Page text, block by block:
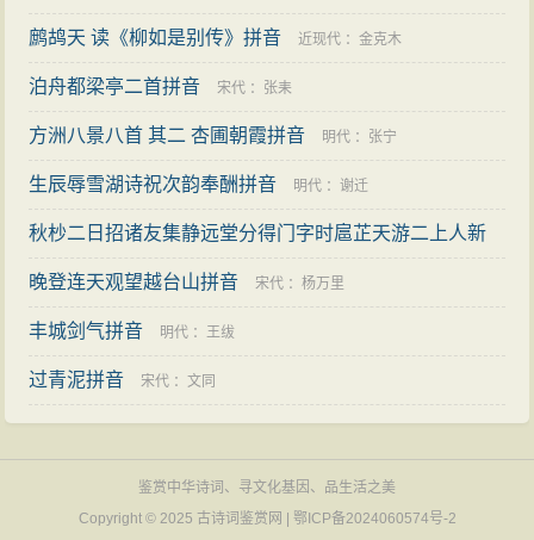
鹧鸪天 读《柳如是别传》拼音 近现代 ：金克木
泊舟都梁亭二首拼音 宋代 ： 张耒
方洲八景八首 其二 杏圃朝霞拼音 明代 ： 张宁
生辰辱雪湖诗祝次韵奉酬拼音 明代 ：谢迁
秋杪二日招诸友集静远堂分得门字时扈芷天游二上人新
至拼音 ：范景文
晚登连天观望越台山拼音 宋代 ：杨万里
丰城剑气拼音 明代 ：王绂
过青泥拼音 宋代 ：文同
鉴赏中华诗词、寻文化基因、品生活之美
Copyright © 2025 古诗词鉴赏网 鄂ICP备2024060574号-2